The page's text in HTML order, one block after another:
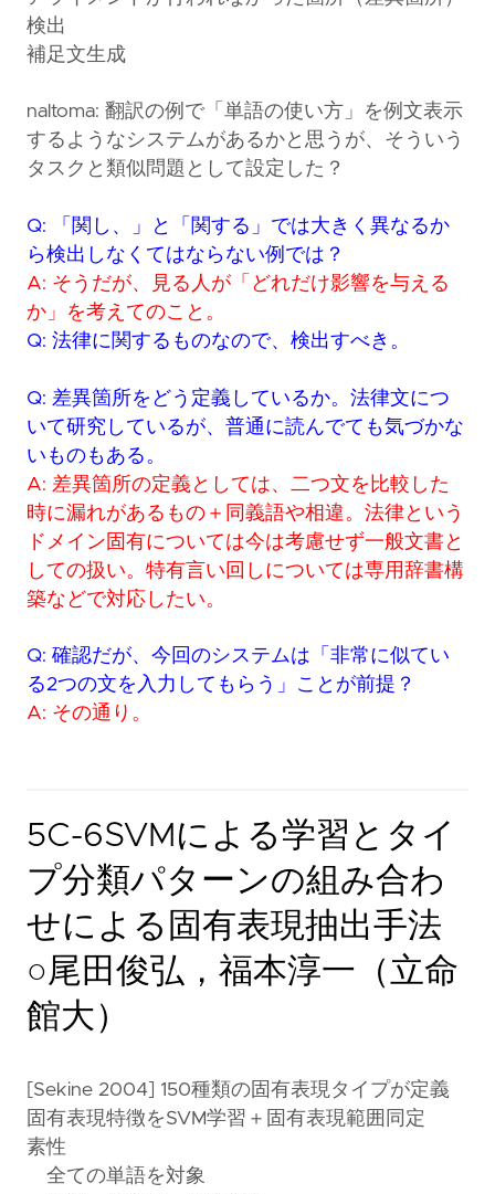
検出
補足文生成
naltoma: 翻訳の例で「単語の使い方」を例文表示
するようなシステムがあるかと思うが、そういう
タスクと類似問題として設定した？
Q: 「関し、」と「関する」では大きく異なるか
ら検出しなくてはならない例では？
A: そうだが、見る人が「どれだけ影響を与える
か」を考えてのこと。
Q: 法律に関するものなので、検出すべき。
Q: 差異箇所をどう定義しているか。法律文につ
いて研究しているが、普通に読んでても気づかな
いものもある。
A: 差異箇所の定義としては、二つ文を比較した
時に漏れがあるもの＋同義語や相違。法律という
ドメイン固有については今は考慮せず一般文書と
しての扱い。特有言い回しについては専用辞書構
築などで対応したい。
Q: 確認だが、今回のシステムは「非常に似てい
る2つの文を入力してもらう」ことが前提？
A: その通り。
5C-6SVMによる学習とタイ
プ分類パターンの組み合わ
せによる固有表現抽出手法
○尾田俊弘，福本淳一（立命
館大）
[Sekine 2004] 150種類の固有表現タイプが定義
固有表現特徴をSVM学習＋固有表現範囲同定
素性
全ての単語を対象